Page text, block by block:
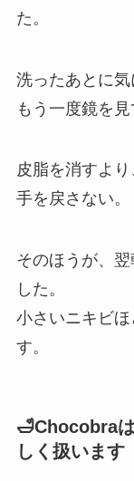
た。
洗ったあとに気
もう一度鏡を見
皮脂を消すより
手を戻さない。
そのほうが、
した。
小さいニキビ
す。
🛁Chocobra
しく扱います